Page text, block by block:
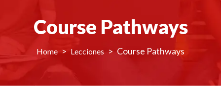
Course Pathways
> Lecciones > Course Pathways